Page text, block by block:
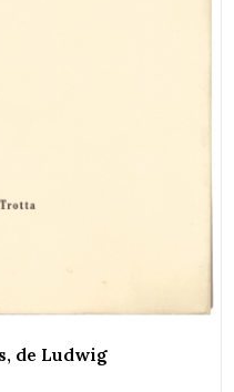
de Ludwig